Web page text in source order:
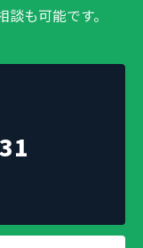
も可能です。